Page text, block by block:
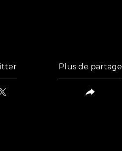
Plus de partage